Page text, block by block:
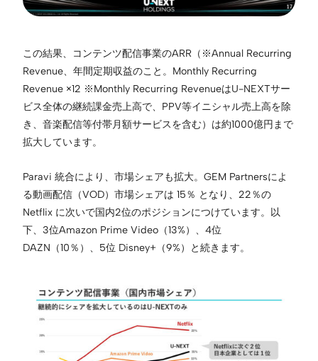
この結果、コンテンツ配信事業のARR（※Annual Recurring
Revenue、年間定期収益のこと。Monthly Recurring
Revenue ×12 ※Monthly Recurring RevenueはU-NEXTサー
ビス全体の継続課金売上高で、PPV等イニシャル売上高を除
き、音楽配信等付帯月額サービスを含む）は約1000億円まで
拡大しています。
Paravi 統合により、市場シェアも拡大。GEM Partnersによ
る動画配信（VOD）市場シェアは 15％ となり、22％の
Netflix に次いで国内2位のポジションにつけています。以
下、3位Amazon Prime Video（13%）、4位
DAZN（10％）、5位 Disney+（9%）と続きます。